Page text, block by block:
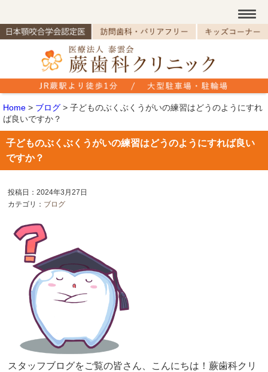
Home > ブログ > 子どものぶくぶくうがいの練習はどうのようにすれ
ば良いですか？
子どものぶくぶくうがいの練習はどうのようにすれば良い
ですか？
投稿日：2024年3月27日
カテゴリ： ブログ
スタッフブログをご覧の皆さん、こんにちは！蕨歯科クリ